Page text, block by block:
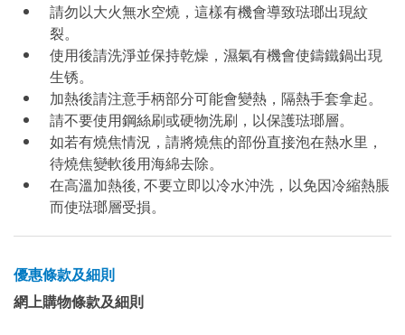
請勿以大火無水空燒，這樣有機會導致琺瑯出現紋
裂。
使用後請洗淨並保持乾燥，濕氣有機會使鑄鐵鍋出現
生锈。
加熱後請注意手柄部分可能會變熱，隔熱手套拿起。
請不要使用鋼絲刷或硬物洗刷，以保護琺瑯層。
如若有燒焦情況，請將燒焦的部份直接泡在熱水里，
待燒焦變軟後用海綿去除。
在高溫加熱後, 不要立即以冷水沖洗，以免因冷縮熱脹
而使琺瑯層受損。
優惠條款及細則
網上購物條款及細則